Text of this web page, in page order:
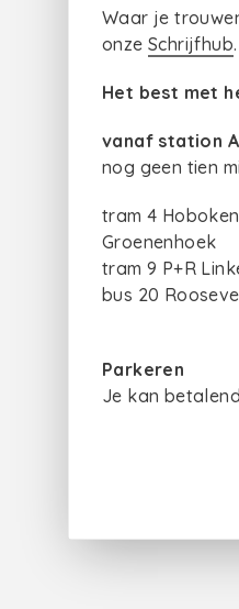
Waar je
onze Schrijfhub.
Het best met
vanaf station
nog geen tien
tram 4
Groenenhoek
tram 9 P+R
bus 20
Parkeren
Je kan